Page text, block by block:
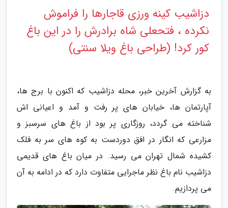
دزاشیب کینه ورزی قاجارها را فراموش
نکرده ، فتحعلی شاه برادرش را در این باغ
کور کرد! (طراحی باغ ویلا سنتی)
به گزارش آخرین خبر، محله دزاشیب که اکنون با برج ها،
آپارتمان ها، خیابان های پر رفت و آمد و اعیانی اش
شناخته می گردد، روزگاری پر بود از باغ های سرسبز و
مزارعی که انگار در افق دوردست به کوه های سر به فلک
کشیده شمال تهران می رسید. در میان باغ های قدیمی
دزاشیب نام باغ نظر ماجرایی متفاوت دارد که در ادامه به آن
می پردازیم.